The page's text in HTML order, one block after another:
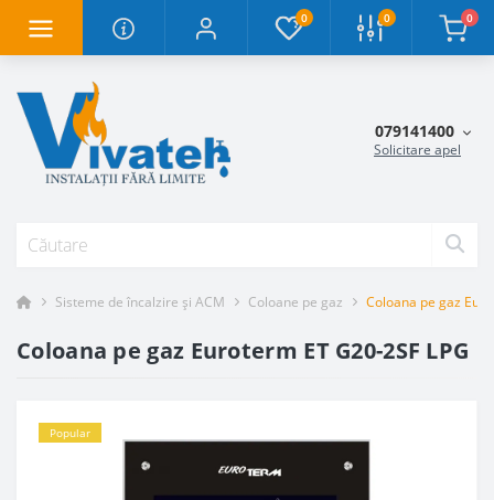
0 0 0
079141400
Solicitare apel
Sisteme de încalzire și ACM Coloane pe gaz Coloana pe gaz
Coloana pe gaz Euroterm ET G20-2SF LPG
Popular